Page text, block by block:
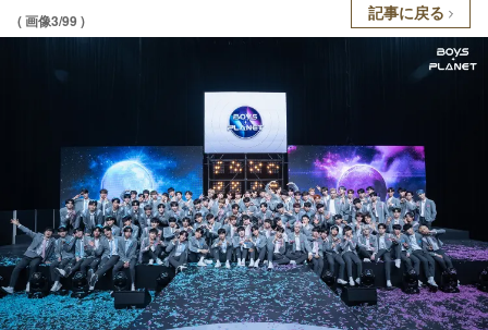
( 画像3/99 ) 記事に戻る